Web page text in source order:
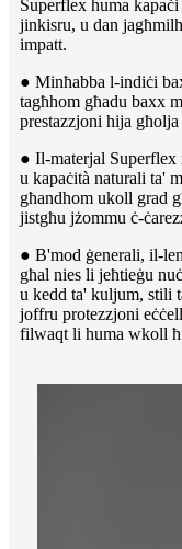
Superflex huma
jinkisru, u dan
impatt.
● Minħabba l-indiċi
tagħhom għadu baxx
prestazzjoni hija
● Il-materjal Superflex
u kapaċità naturali ta'
għandhom ukoll grad
jistgħu jżommu ċ-
● B'mod ġenerali, il-
għal nies li jeħtieġu
u kedd ta' kuljum, stili
joffru protezzjoni
filwaqt li huma wkoll